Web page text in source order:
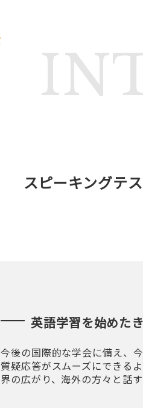
スピーキングテ
英語学習を始めた
今後の国際的な学会に備え、
質疑応答がスムーズにできる
界の広がり、海外の方々と話